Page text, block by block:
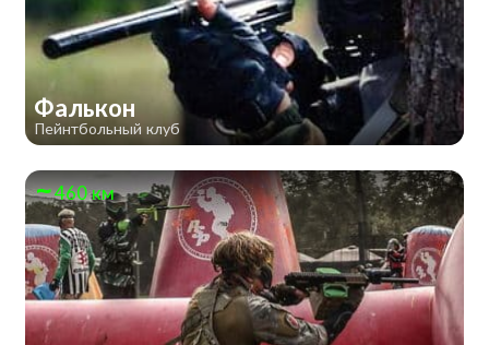
Фалькон
Пейнтбольный клуб
460 км